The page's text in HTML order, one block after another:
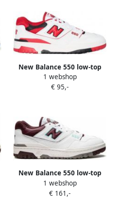
New Balance 550 low-top
sneakers Wit
1 webshop
€ 95,-
New Balance 550 low-top
sneakers Wit
1 webshop
€ 161,-